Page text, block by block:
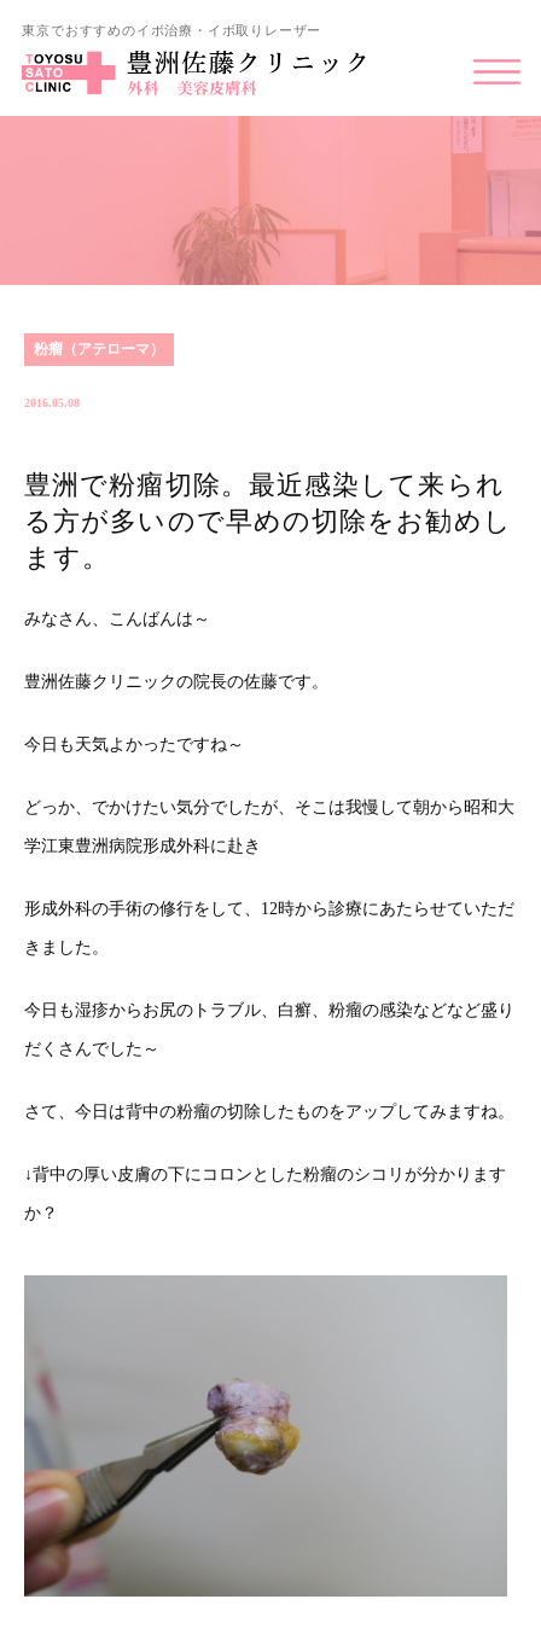
東京でおすすめのイボ治療・イボ取りレーザー
粉瘤（アテローマ）
2016.05.08
豊洲で粉瘤切除。最近感染して来られ
る方が多いので早めの切除をお勧めし
ます。
みなさん、こんばんは～
豊洲佐藤クリニックの院長の佐藤です。
今日も天気よかったですね～
どっか、でかけたい気分でしたが、そこは我慢して朝から昭和大
学江東豊洲病院形成外科に赴き
形成外科の手術の修行をして、12時から診療にあたらせていただ
きました。
今日も湿疹からお尻のトラブル、白癬、粉瘤の感染などなど盛り
だくさんでした～
さて、今日は背中の粉瘤の切除したものをアップしてみますね。
↓背中の厚い皮膚の下にコロンとした粉瘤のシコリが分かります
か？